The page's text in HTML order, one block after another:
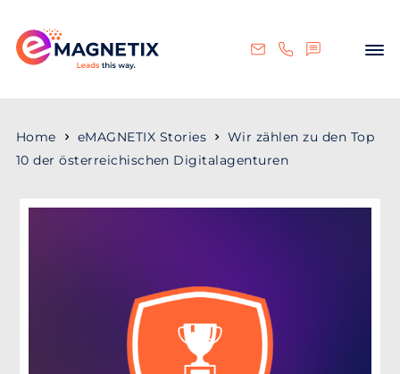
Home eMAGNETIX Stories
Wir zählen zu den Top
10 der österreichischen Digitalagenturen